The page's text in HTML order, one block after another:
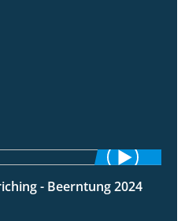
12:28
- Beerntung 2024